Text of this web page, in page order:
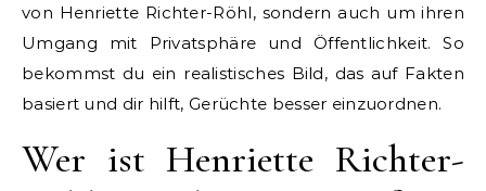
von Henriette Richter-Röhl, sondern auch um ihren
Umgang mit Privatsphäre und Öffentlichkeit. So
bekommst du ein realistisches Bild, das auf Fakten
basiert und dir hilft, Gerüchte besser einzuordnen.
Wer ist Henriette Richter-